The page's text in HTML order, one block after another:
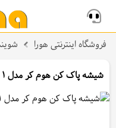
فروشگاه اینترنتی هورا
شیشه پاک کن هوم کر مدل Blue 3 In 1 حجم 500 میلی لیتر